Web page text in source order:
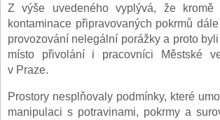
Z výše uvedeného vyplývá, že kromě
kontaminace připravovaných pokrmů
provozování nelegální porážky a proto
místo přivolání i pracovníci Městské
v Praze.
Prostory nesplňovaly podmínky, které
manipulaci s potravinami, pokrmy a